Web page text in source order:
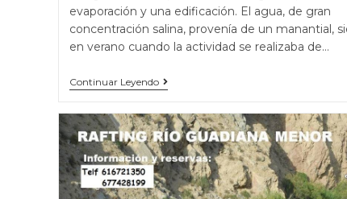
evaporación y una edificación. El agua, de gran
concentración salina, provenía de un manantial,
en verano cuando la actividad se realizaba de…
Continuar Leyendo